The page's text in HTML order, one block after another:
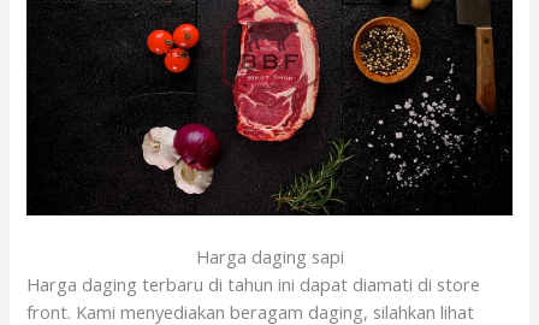
Harga daging sapi
Harga daging terbaru di tahun ini dapat diamati di store
front. Kami menyediakan beragam daging, silahkan lihat